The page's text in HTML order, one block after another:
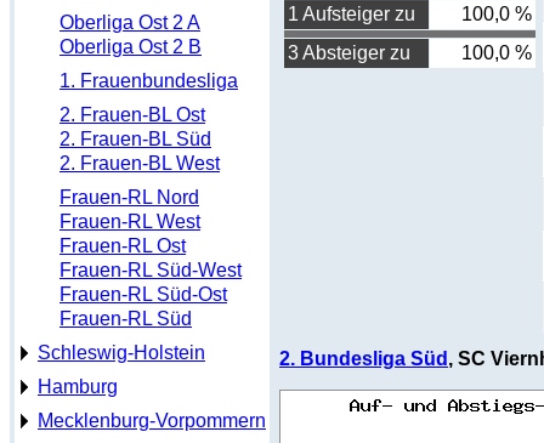
Oberliga Ost 2 A
Oberliga Ost 2 B
1. Frauenbundesliga
2. Frauen-BL Ost
2. Frauen-BL Süd
2. Frauen-BL West
Frauen-RL Nord
Frauen-RL West
Frauen-RL Ost
Frauen-RL Süd-West
Frauen-RL Süd-Ost
Frauen-RL Süd
Schleswig-Holstein
Hamburg
Mecklenburg-Vorpommern
1 Aufsteiger zu
100,0 %
3 Absteiger zu
100,0 %
2. Bundesliga Süd , SC